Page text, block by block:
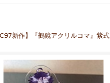
C97新作】『鵺鏡アクリルコマ』紫式